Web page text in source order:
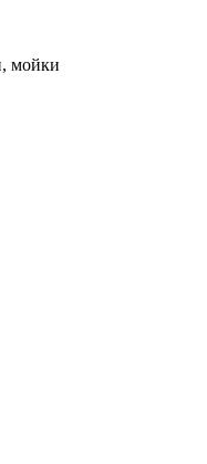
мойки